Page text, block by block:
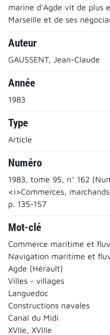
marine d'Agde vit de plus
Marseille et de ses
Auteur
GAUSSENT, Jean-Claude
Année
1983
Type
Article
Numéro
1983, tome 95, n° 162
<i>Commerces,
p. 135-157
Mot-clé
Commerce maritime et
Navigation maritime et
Agde (Hérault)
Villes - villages
Languedoc
Constructions navales
Canal du Midi
XVIIe, XVIIIe